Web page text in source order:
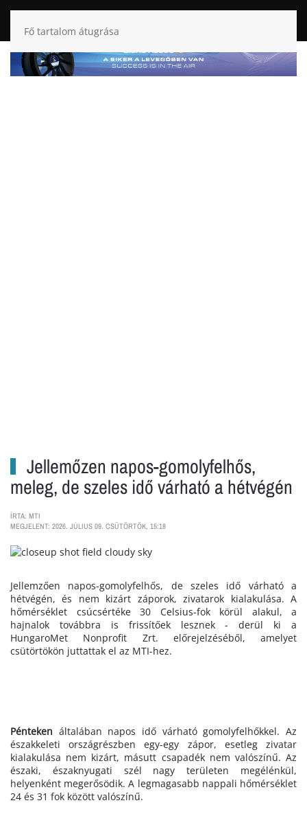
Fő tartalom átugrása
Jellemőzen napos-gomolyfelhős,
meleg, de szeles idő várható a hétvégén
ÍRTA: MTI
MEGJELENT: 2026. JÚLIUS 09. CSÜTÖRTÖK, 15:18
Jellemzően napos-gomolyfelhős, de szeles idő várható a
hétvégén, és nem kizárt záporok, zivatarok kialakulása. A
hőmérséklet csúcsértéke 30 Celsius-fok körül alakul, a
hajnalok továbbra is frissítőek lesznek - derül ki a
HungaroMet Nonprofit Zrt. előrejelzéséből, amelyet
csütörtökön juttattak el az MTI-hez.
Pénteken általában napos idő várható gomolyfelhőkkel. Az
északkeleti országrészben egy-egy zápor, esetleg zivatar
kialakulása nem kizárt, másutt csapadék nem valószínű. Az
északi, északnyugati szél nagy területen megélénkül,
helyenként megerősödik. A legmagasabb nappali hőmérséklet
24 és 31 fok között valószínű.